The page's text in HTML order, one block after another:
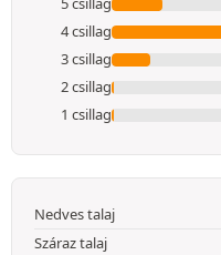
4 csillag
3 csillag
2 csillag
1 csillag
Nedves talaj
Száraz talaj